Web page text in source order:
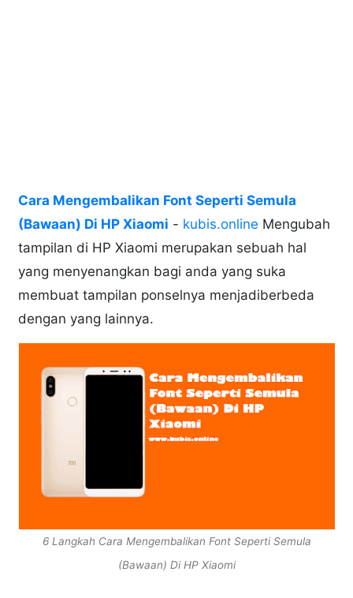
Cara Mengembalikan Font Seperti Semula
(Bawaan) Di HP Xiaomi - kubis.online Mengubah
tampilan di HP Xiaomi merupakan sebuah hal
yang menyenangkan bagi anda yang suka
membuat tampilan ponselnya menjadiberbeda
dengan yang lainnya.
6 Langkah Cara Mengembalikan Font Seperti Semula
(Bawaan) Di HP Xiaomi